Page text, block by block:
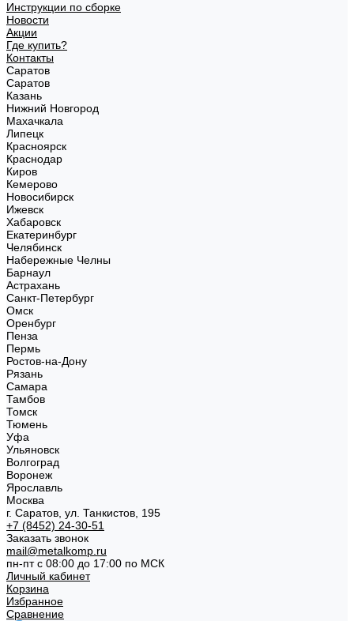
Инструкции по сборке
Новости
Акции
Где купить?
Контакты
Саратов
Саратов
Казань
Нижний Новгород
Махачкала
Липецк
Красноярск
Краснодар
Киров
Кемерово
Новосибирск
Ижевск
Хабаровск
Екатеринбург
Челябинск
Набережные Челны
Барнаул
Астрахань
Санкт-Петербург
Омск
Оренбург
Пенза
Пермь
Ростов-на-Дону
Рязань
Самара
Тамбов
Томск
Тюмень
Уфа
Ульяновск
Волгоград
Воронеж
Ярославль
Москва
г. Саратов, ул. Танкистов, 195
+7 (8452) 24-30-51
Заказать звонок
mail@metalkomp.ru
пн-пт с 08:00 до 17:00 по МСК
Личный кабинет
Корзина
Избранное
Сравнение